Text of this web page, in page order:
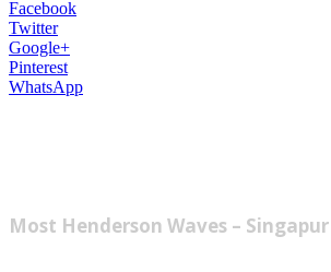
Facebook
Twitter
Google+
Pinterest
WhatsApp
Most Henderson Waves – Singapur